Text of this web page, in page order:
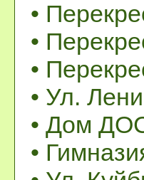
•
•
•
• Ул.
• Дом
•